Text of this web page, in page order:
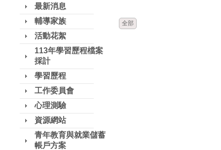
最新消息
輔導家族
活動花絮
113年學習歷程檔案
採計
學習歷程
工作委員會
心理測驗
資源網站
青年教育與就業儲蓄
帳戶方案
全部